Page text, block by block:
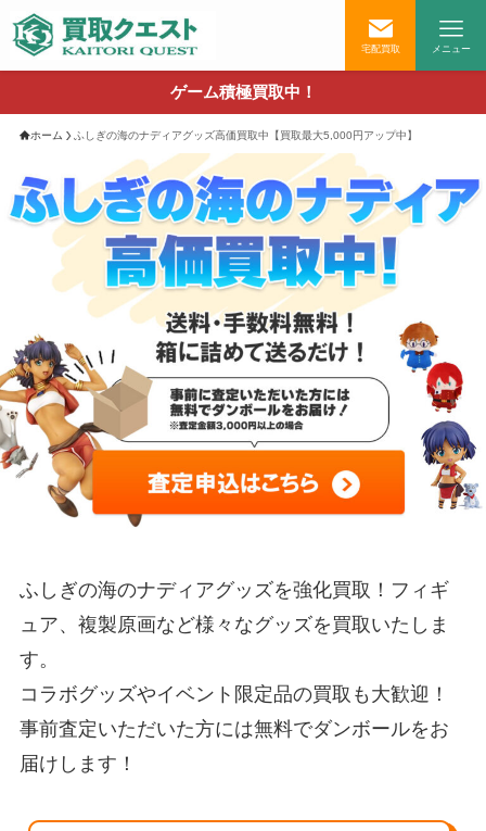
宅配買取 メニュー
ゲーム積極買取中！
ホーム ふしぎの海のナディアグッズ高価買取中【買取最大5,000円アップ中】
ふしぎの海のナディアグッズを強化買取！フィギ
ュア、複製原画など様々なグッズを買取いたしま
す。
コラボグッズやイベント限定品の買取も大歓迎！
事前査定いただいた方には無料でダンボールをお
届けします！